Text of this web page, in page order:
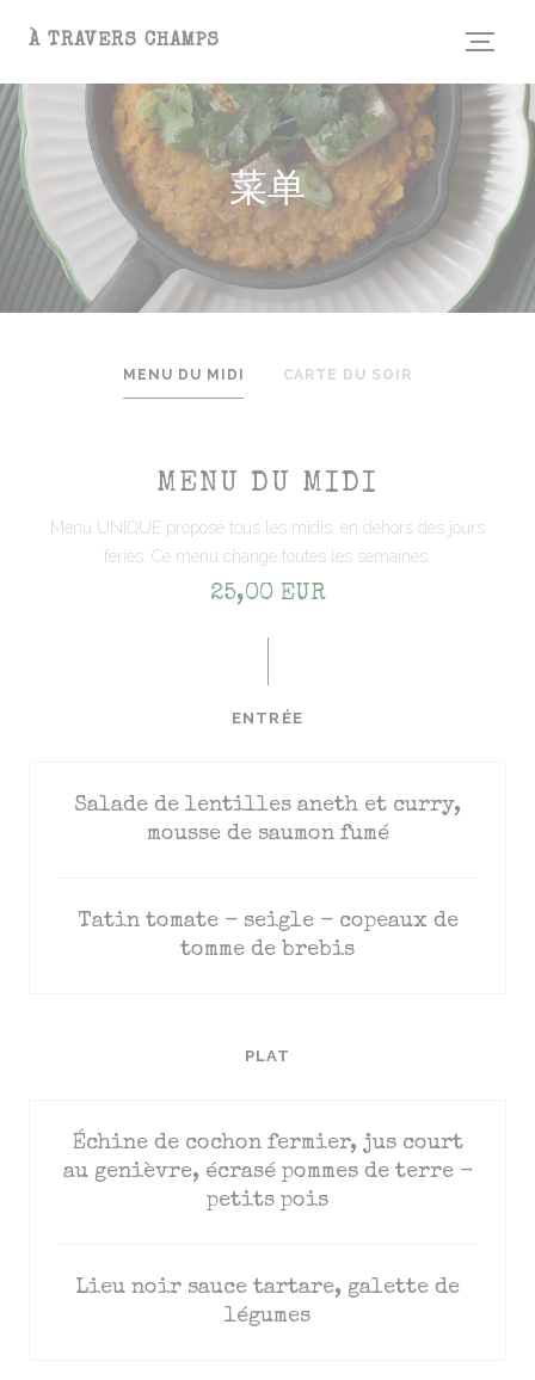
À TRAVERS CHAMPS
菜单
MENU DU MIDI CARTE DU SOIR
MENU DU MIDI
Menu UNIQUE proposé tous les midis, en dehors des jours
fériés. Ce menu change toutes les semaines.
25,00 EUR
ENTRÉE
Salade de lentilles aneth et curry,
mousse de saumon fumé
Tatin tomate - seigle - copeaux de
tomme de brebis
PLAT
Échine de cochon fermier, jus court
au genièvre, écrasé pommes de terre -
petits pois
Lieu noir sauce tartare, galette de
légumes